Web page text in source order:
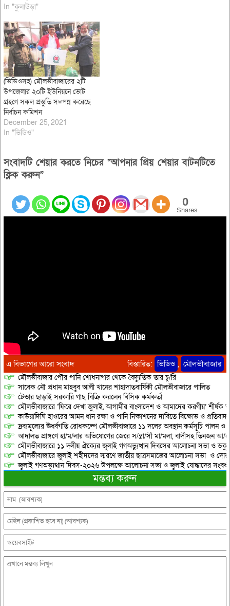
In "কুলাউড়া"
(ভিডিওসহ) মৌলভীবাজারের ২টি
উপজেলার ২০টি ইউনিয়নে ভোট
গ্রহণে সকল প্রস্তুতি স¤পন্ন করেছে
নির্বাচন কমিশন
December 25, 2021
In "ভিডিও"
সংবাদটি শেয়ার করতে নিচের “আপনার প্রিয় শেয়ার বাটনটিতে
ক্লিক করুন”
0
Shares
এ বিভাগের আরো সংবাদ বিস্তারিত: ভিডিও , মৌলভীবাজার
মৌলভীবাজার পৌর পানি শোধনাগার থেকে বৈদ্যুতিক তার চু/রি
সাবেক নৌ প্রধান মাহবুব আলী খানের শাহাদাতবার্ষিকী মৌলভীবাজারে পালিত
টেন্ডার ছাড়াই সরকারি গাছ বিক্রি করলেন বিসিক কর্মকর্তা
মৌলভীবাজারে ‘ফিরে দেখা জুলাই, আগামীর বাংলাদেশ ও আমাদের করণীয়’ শীর্ষক
কাউয়াদিঘি হাওরের আমন ধান রক্ষা ও পানি নিষ্কাশনের দাবিতে বিক্ষোভ ও
দ্রব্যমূল্যের ঊর্ধ্বগতি রোধকল্পে মৌলভীবাজারে ১১ দলের অবস্থান কর্মসূচি পালন ও
আদালত প্রাঙ্গণে হা/ম/লার অভিযোগের জেরে স/ন্ত্রা/সী মা/মলা, বাদীসহ তিনজন আ/
মৌলভীবাজারে ১১ দলীয় ঐক্যের জুলাই গণঅভ্যুত্থান দিবসের আলোচনা সভা ও
মৌলভীবাজারে জুলাই শহীদদের স্মরণে জাতীয় ছাত্রসমাজের আলোচনা সভা ও
জুলাই গণঅভ্যুত্থান দিবস-২০২৬ উপলক্ষে আলোচনা সভা ও জুলাই যোদ্ধাদের
মন্তব্য করুন